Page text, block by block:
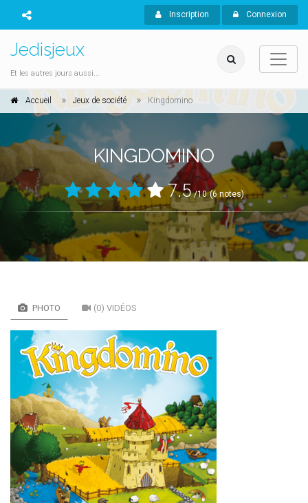
Inscription Connexion
Jedisjeux
Et les autres jours aussi...
Accueil Jeux de société Kingdomino
KINGDOMINO
7.5 /10 (6 notes)
PHOTO (0) VIDÉOS